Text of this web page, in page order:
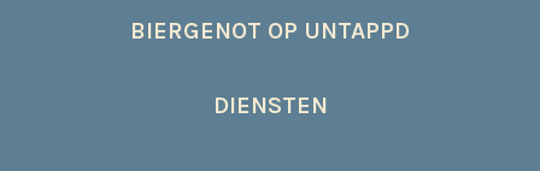
BIERGENOT OP UNTAPPD
DIENSTEN